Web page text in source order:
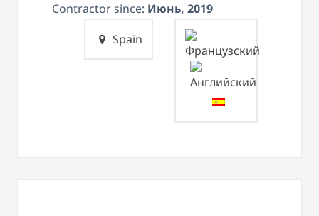
Contractor since: Июнь, 2019
Spain